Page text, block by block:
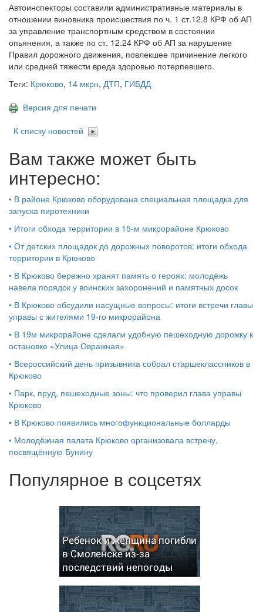
Автоинспекторы составили административные материалы в
отношении виновника происшествия по ч. 1 ст.12.8 КРФ об АП
за управление транспортным средством в состоянии
опьянения, а также по ст. 12.24 КРФ об АП за нарушение
Правил дорожного движения, повлекшее причинение легкого
или средней тяжести вреда здоровью потерпевшего.
Теги: Крюково, 14 мкрн, ДТП, ГИБДД
Версия для печати
К списку новостей
Вам также может быть
интересно:
• В районе Крюково оборудована специальная площадка для
запуска пиротехники
• Итоги обхода территории в 15‑м микрорайоне Крюково
• От детских площадок до дорожных поворотов: итоги обхода
территории в Крюково
• В Крюково бережно хранят память о героях: молодёжь
навела порядок у воинских захоронений и памятных досок
• В Крюково обсудили насущные вопросы: итоги встречи главы
управы с жителями 19‑го микрорайона
• В 19м микрорайоне сделали удобную пешеходную дорожку к
остановке «Улица Овражная»
• Всероссийский день призывника собрал старшеклассников в
Крюково
• Парк, пруд, пешеходные зоны: что проверил глава управы
Крюково
• В Крюково появились многофункциональные болларды
• Молодёжная палата Крюково организовала встречу,
посвящённую Бунину
Популярное в соцсетях
Ребенок и женщина погибли
в Смоленске из-за
последствий непогоды